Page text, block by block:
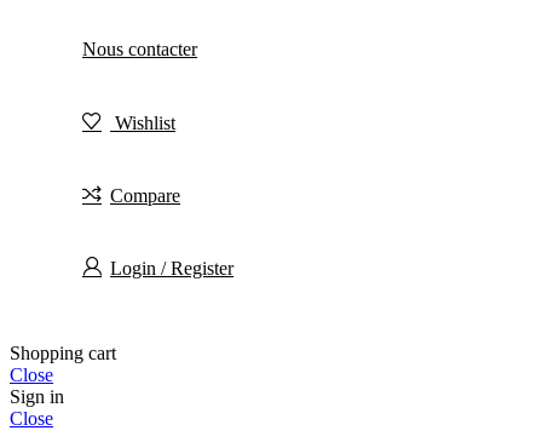
Nous contacter
Wishlist
Compare
Login / Register
Shopping cart
Close
Sign in
Close